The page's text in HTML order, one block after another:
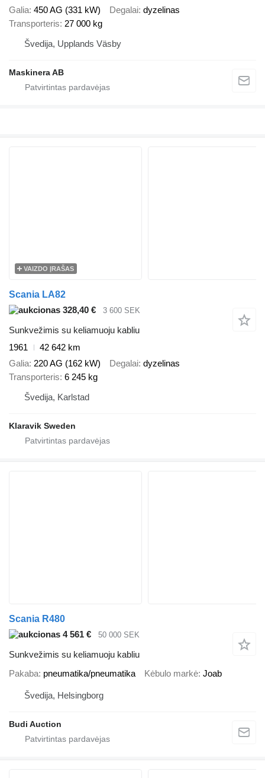
Galia 450 AG (331 kW) Degalai dyzelinas
Transporteris 27 000 kg
Švedija, Upplands Väsby
Maskinera AB
VAIZDO ĮRAŠAS
Scania LA82
328,40 €
3 600 SEK
Sunkvežimis su keliamuoju kabliu
1961
42 642 km
Galia 220 AG (162 kW) Degalai dyzelinas
Transporteris 6 245 kg
Švedija, Karlstad
Klaravik Sweden
Scania R480
4 561 €
50 000 SEK
Sunkvežimis su keliamuoju kabliu
Pakaba pneumatika/pneumatika Kėbulo markė Joab
Švedija, Helsingborg
Budi Auction